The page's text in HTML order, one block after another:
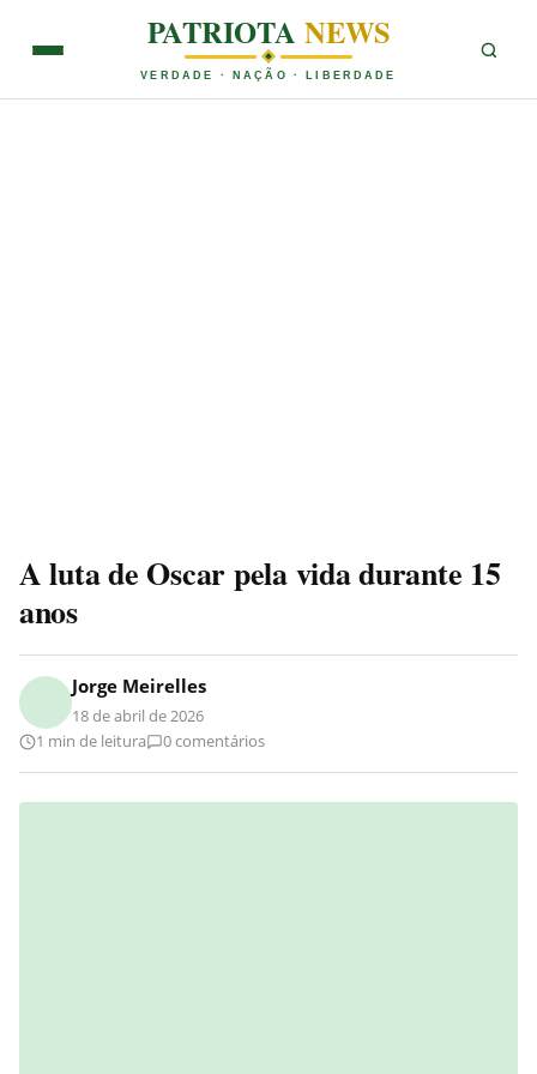
PATRIOTANEWS
VERDADE · NAÇÃO · LIBERDADE
A luta de Oscar pela vida durante 15
anos
Jorge Meirelles
18 de abril de 2026
1 min de leitura
0 comentários